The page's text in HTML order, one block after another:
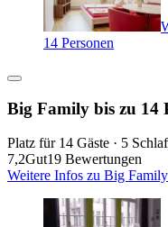
14 Personen
Big Family bis zu 14
Platz für 14 Gäste · 5
7,2Gut19 Bewertungen
Weitere Infos zu Big